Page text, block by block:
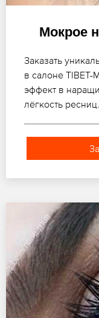
Мокрое
Заказать
в салоне TIBET-
эффект в
лёгкость ресниц.